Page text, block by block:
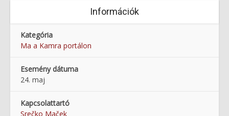
Információk
Kategória
Ma a Kamra portálon
Esemény dátuma
24. maj
Kapcsolattartó
Srečko Maček